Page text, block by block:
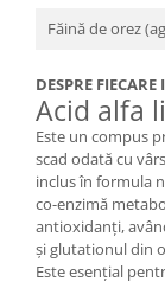
Făină de orez
DESPRE
Acid alfa
Este un compus
scad odată cu
inclus în formula
co-enzimă
antioxidanți,
și glutationul din
Este esențial